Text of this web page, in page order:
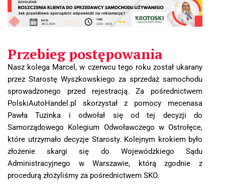
Przebieg postępowania
Nasz kolega Marcel, w czerwcu tego roku został ukarany
przez Starostę Wyszkowskiego za sprzedaż samochodu
sprowadzonego przed rejestracją. Za pośrednictwem
PolskiAutoHandel.pl skorzystał z pomocy mecenasa
Pawła Tuzinka i odwołał się od tej decyzji do
Samorządowego Kolegium Odwoławczego w Ostrołęce,
które utrzymało decyzje Starosty. Kolejnym krokiem było
złożenie skargi się do Wojewódzkiego Sądu
Administracyjnego w Warszawie, którą zgodnie z
procedurą złożyliśmy za pośrednictwem SKO.